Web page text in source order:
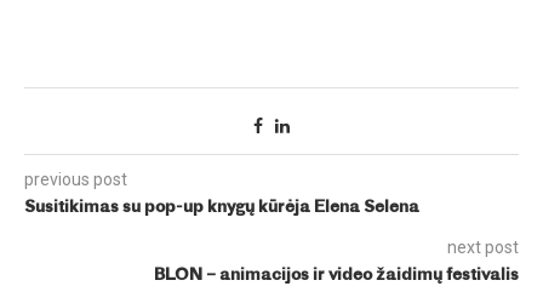
previous post
Susitikimas su pop-up knygų kūrėja Elena Selena
next post
BLON – animacijos ir video žaidimų festivalis